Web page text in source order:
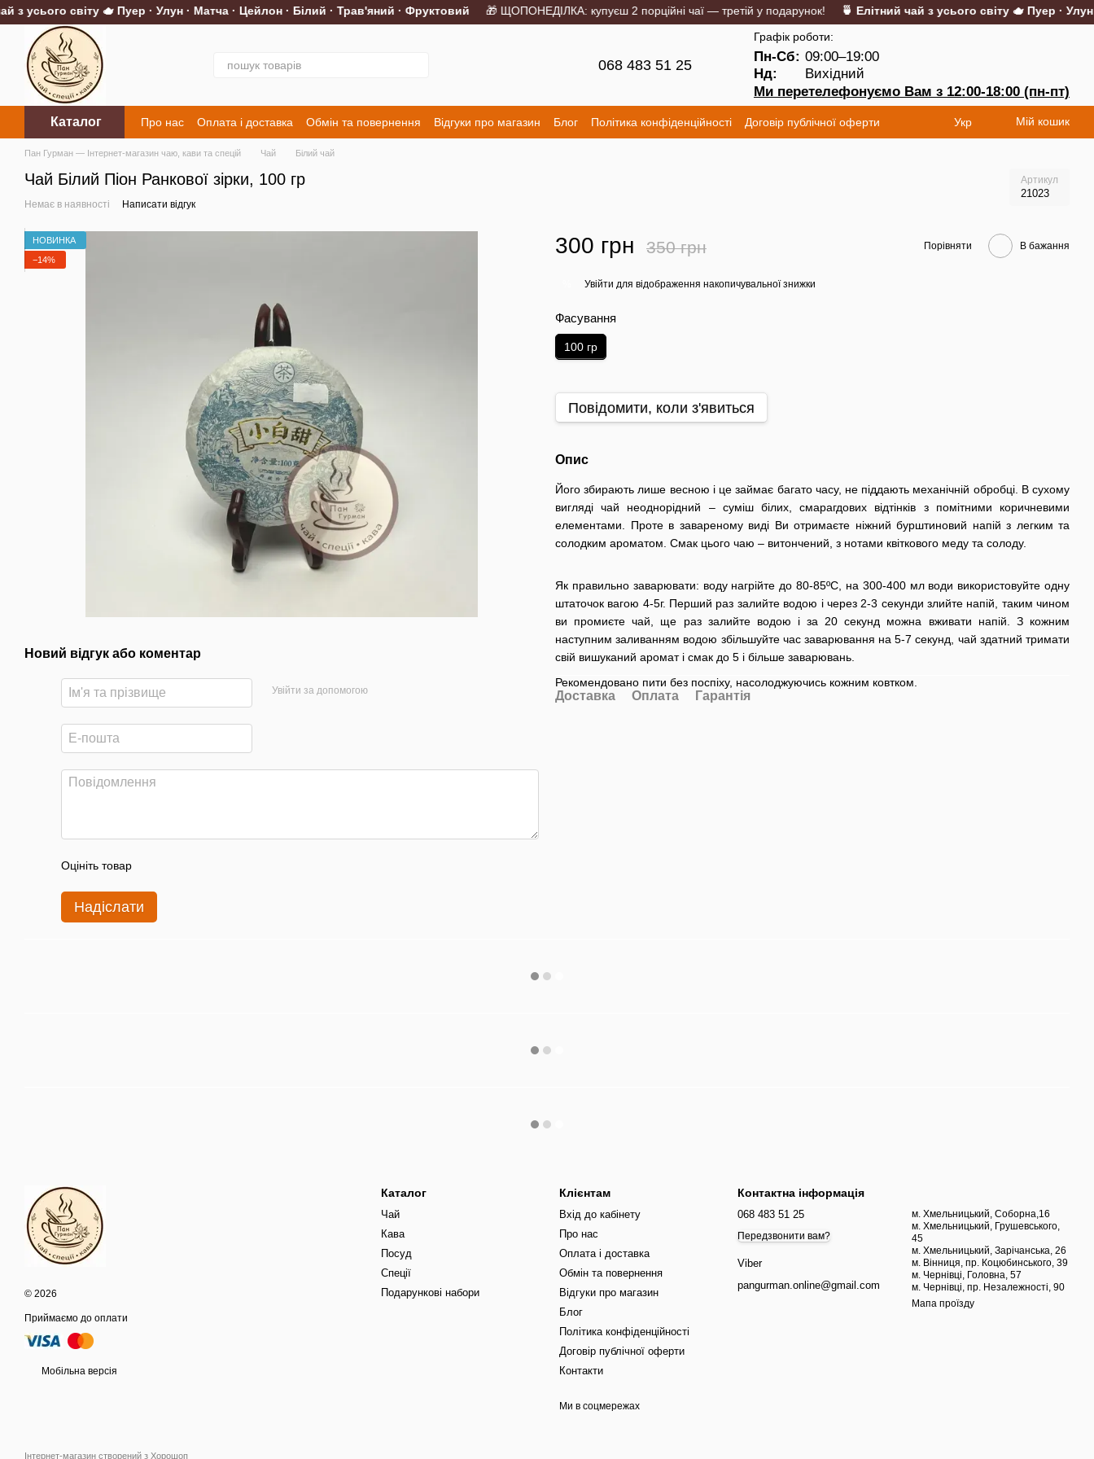
Перейти до основного контенту
усього світу 🫖 Пуер · Улун · Матча · Цейлон · Білий · Трав'яний · Фруктовий🎁 ЩОПОНЕДІЛКА: купуєш 2 порційні чаї — третій у подарунок!🍵 Елітний чай з усього світу 🫖 Пуер · Улун ·
068 483 51 25
Графік роботи:
Пн-Сб: 09:00–19:00
Нд:
Вихідний
Ми перетелефонуємо Вам з 12:00-18:00 (пн-пт)
Каталог Про нас Оплата і доставка Обмін та повернення Відгуки про магазин Блог Політика конфіденційності
Договір публічної оферти
Контакти
Укр Мій кошик
Пан Гурман — Інтернет-магазин чаю, кави та спецій Чай Білий чай
Чай Білий Піон Ранкової зірки, 100 гр Артикул
21023
Немає в наявності Написати відгук
НОВИНКА
−14%
Новий відгук або коментар
Увійти за допомогою
Оцініть товар
Надіслати
300 грн 350 грн Порівняти В бажання
Увійти для відображення накопичувальної знижки
Фасування
100 гр
Повідомити, коли з'явиться
Опис
Його збирають лише весною і це займає багато часу, не піддають механічній обробці. В сухому
вигляді чай неоднорідний – суміш білих, смарагдових відтінків з помітними коричневими
елементами. Проте в завареному виді Ви отримаєте ніжний бурштиновий напій з легким та
солодким ароматом. Смак цього чаю – витончений, з нотами квіткового меду та солоду.
Як правильно заварювати: воду нагрійте до 80-85ºС, на 300-400 мл води використовуйте одну
штаточок вагою 4-5г. Перший раз залийте водою і через 2-3 секунди злийте напій, таким чином
ви промиєте чай, ще раз залийте водою і за 20 секунд можна вживати напій. З кожним
наступним заливанням водою збільшуйте час заварювання на 5-7 секунд, чай здатний тримати
свій вишуканий аромат і смак до 5 і більше заварювань.
Рекомендовано пити без поспіху, насолоджуючись кожним ковтком.
Доставка Оплата Гарантія
© 2026
Приймаємо до оплати
Мобільна версія
Інтернет-магазин створений з Хорошоп
Каталог
Чай
Кава
Посуд
Спеції
Подарункові набори
Клієнтам
Вхід до кабінету
Про нас
Оплата і доставка
Обмін та повернення
Відгуки про магазин
Блог
Політика конфіденційності
Договір публічної оферти
Контакти
Ми в соцмережах
Контактна інформація
068 483 51 25
Передзвонити вам?
Viber
pangurman.online@gmail.com
м. Хмельницький, Соборна,16
м. Хмельницький, Грушевського,
45
м. Хмельницький, Зарічанська, 26
м. Вінниця, пр. Коцюбинського, 39
м. Чернівці, Головна, 57
м. Чернівці, пр. Незалежності, 90
Мапа проїзду